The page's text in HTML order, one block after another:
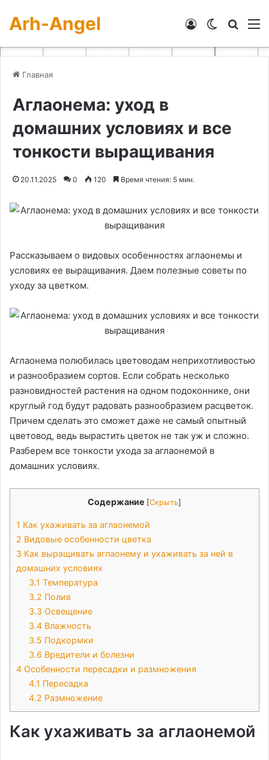
Arh-Angel Switch skin
Войти
Главная
Аглаонема: уход в
домашних условиях и все
тонкости выращивания
20.11.2025 0 120 Время чтения: 5 мин.
Рассказываем о видовых особенностях аглаонемы и
условиях ее выращивания. Даем полезные советы по
уходу за цветком.
Аглаонема полюбилась цветоводам неприхотливостью
и разнообразием сортов. Если собрать несколько
разновидностей растения на одном подоконнике, они
круглый год будут радовать разнообразием расцветок.
Причем сделать это сможет даже не самый опытный
цветовод, ведь вырастить цветок не так уж и сложно.
Разберем все тонкости ухода за аглаонемой в
домашних условиях.
Содержание [Скрыть]
1 Как ухаживать за аглаонемой
2 Видовые особенности цветка
3 Как выращивать аглаонему и ухаживать за ней в
домашних условиях
3.1 Температура
3.2 Полив
3.3 Освещение
3.4 Влажность
3.5 Подкормки
3.6 Вредители и болезни
4 Особенности пересадки и размножения
4.1 Пересадка
4.2 Размножение
Как ухаживать за аглаонемой